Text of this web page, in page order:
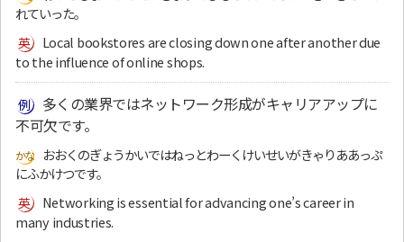
れていった。
Local bookstores are closing down one after another due
to the influence of online shops.
多くの業界ではネットワーク形成がキャリアアップに
不可欠です。
おおくのぎょうかいではねっとわーくけいせいがきゃりああっぷ
にふかけつです。
Networking is essential for advancing one’s career in
many industries.